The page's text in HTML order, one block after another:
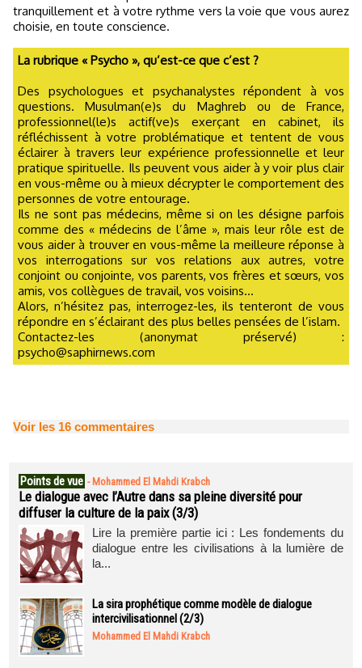
tranquillement et à votre rythme vers la voie que vous aurez
choisie, en toute conscience.
La rubrique « Psycho », qu’est-ce que c’est ?
Des psychologues et psychanalystes répondent à vos
questions. Musulman(e)s du Maghreb ou de France,
professionnel(le)s actif(ve)s exerçant en cabinet, ils
réfléchissent à votre problématique et tentent de vous
éclairer à travers leur expérience professionnelle et leur
pratique spirituelle. Ils peuvent vous aider à y voir plus clair
en vous-même ou à mieux décrypter le comportement des
personnes de votre entourage.
Ils ne sont pas médecins, même si on les désigne parfois
comme des « médecins de l’âme », mais leur rôle est de
vous aider à trouver en vous-même la meilleure réponse à
vos interrogations sur vos relations aux autres, votre
conjoint ou conjointe, vos parents, vos frères et sœurs, vos
amis, vos collègues de travail, vos voisins...
Alors, n’hésitez pas, interrogez-les, ils tenteront de vous
répondre en s’éclairant des plus belles pensées de l’islam.
Contactez-les (anonymat préservé) :
psycho@saphirnews.com
Voir les 16 commentaires
Points de vue - Mohammed El Mahdi Krabch
Le dialogue avec l’Autre dans sa pleine diversité pour
diffuser la culture de la paix (3/3)
Lire la première partie ici : Les fondements du
dialogue entre les civilisations à la lumière de
la...
La sira prophétique comme modèle de dialogue
intercivilisationnel (2/3)
Mohammed El Mahdi Krabch